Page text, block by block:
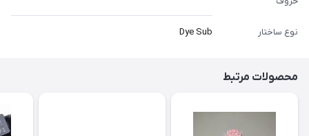
نوع ساختار Dye Sub
محصولات مرتبط